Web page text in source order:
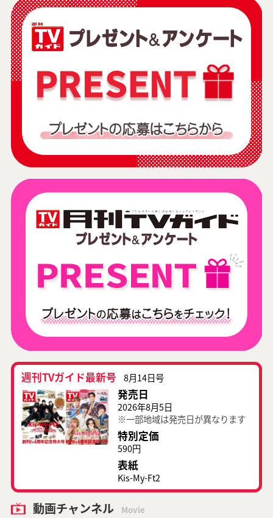
週刊TVガイド最新号 8月14日号
発売日
2026年8月5日
※一部地域は発売日が異なります
特別定価
590円
表紙
Kis-My-Ft2
動画チャンネル Movie